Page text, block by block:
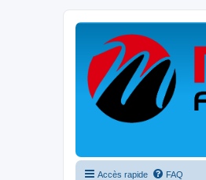
Accès rapide FAQ